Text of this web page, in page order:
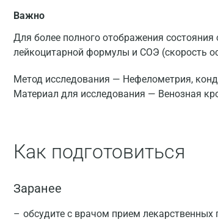
Важно
Для более полного отображения
лейкоцитарной формулы и СОЭ (скорость
Метод исследования — Нефелометрия,
Материал для исследования — Венозная
Как подготовиться
Заранее
обсудите с врачом прием лекарственных